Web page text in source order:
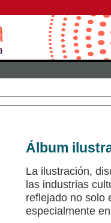
Álbum
La ilustración,
las industrias
reflejado no solo
especialmente